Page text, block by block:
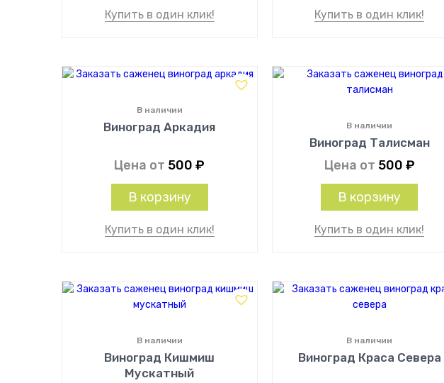
Купить в один клик! Купить в один клик!
Виноград Аркадия
В наличии
Цена от 500₽
В корзину
Купить в один клик!
Виноград Талисман
В наличии
Цена от 500 ₽
В корзину
Купить в один клик!
Виноград Кишмиш
Мускатный
В наличии
Виноград Краса Севера
В наличии